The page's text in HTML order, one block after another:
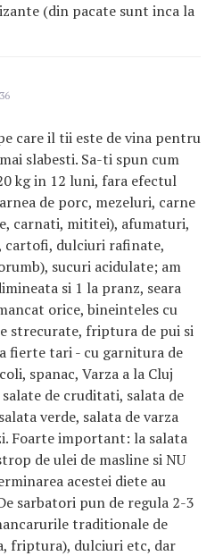
(din pacate sunt inca la
care il tii este de vina pentru
slabesti. Sa-ti spun cum
kg in 12 luni, fara efectul
de porc, mezeluri, carne
carnati, mititei), afumaturi,
cartofi, dulciuri rafinate,
sucuri acidulate; am
si 1 la pranz, seara
orice, bineinteles cu
strecurate, friptura de pui si
fierte tari - cu garnitura de
spanac, Varza a la Cluj
de cruditati, salata de
verde, salata de varza
Foarte important: la salata
de ulei de masline si NU
acestei diete au
sarbatori pun de regula 2-3
traditionale de
friptura), dulciuri etc, dar